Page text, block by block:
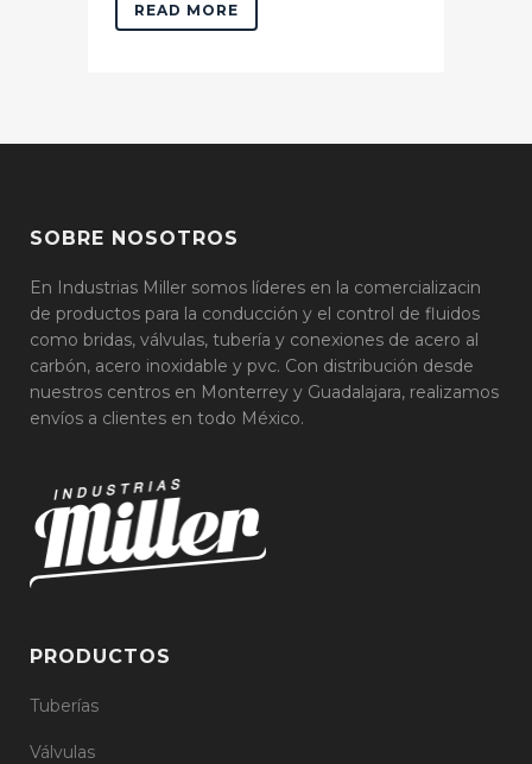
READ MORE
SOBRE NOSOTROS
En Industrias Miller somos líderes en la comercializacin
de productos para la conducción y el control de fluidos
como bridas, válvulas, tubería y conexiones de acero al
carbón, acero inoxidable y pvc. Con distribución desde
nuestros centros en Monterrey y Guadalajara, realizamos
envíos a clientes en todo México.
PRODUCTOS
Tuberías
Válvulas